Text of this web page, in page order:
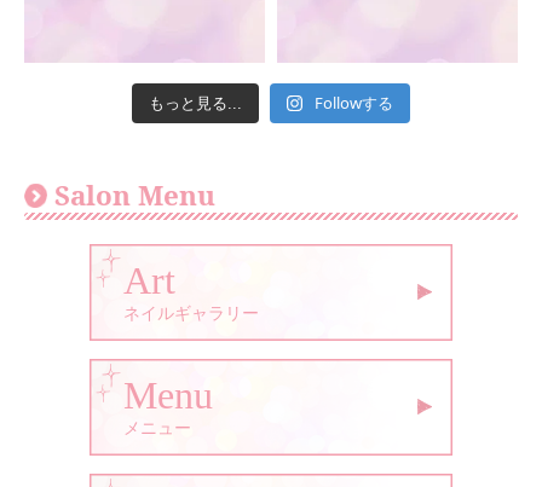
もっと見る... Followする
Salon Menu
Art
ネイルギャラリー
Menu
メニュー